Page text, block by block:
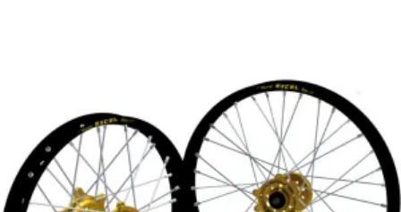
múltiples
variantes.
Las
opciones
se
pueden
elegir